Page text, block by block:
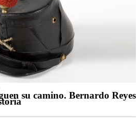
su camino. Bernardo Reyes